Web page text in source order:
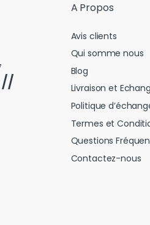
//
A Propos
Avis clients
Qui somme nous
Blog
Livraison et
Politique
Termes et
Questions
Contactez-nous